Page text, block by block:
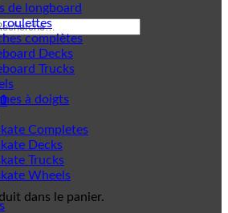
0
dans le panier.
de longboard
roulettes
complètes
Decks
Trucks
à doigts
Completes
Decks
Trucks
Wheels